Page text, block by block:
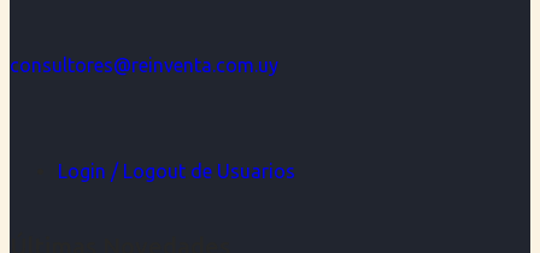
consultores@reinventa.com.uy
Login / Logout de Usuarios